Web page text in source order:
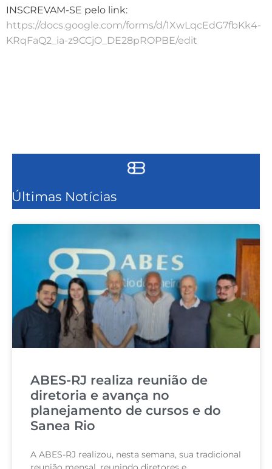
INSCREVAM-SE pelo link:
https://docs.google.com/forms/d/1XwLqcEdG7fbKk4-
KRqFaQ2_ia-z9CCjO_DE28pROPBE/edit
Últimas Notícias
ABES-RJ realiza reunião de
diretoria e avança no
planejamento de cursos e do
Sanea Rio
A ABES-RJ realizou, nesta semana, sua tradicional